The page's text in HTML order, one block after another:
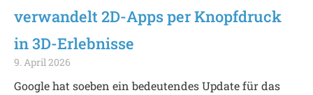
verwandelt 2D-Apps per Knopfdruck
in 3D-Erlebnisse
9. April 2026
Google hat soeben ein bedeutendes Update für das